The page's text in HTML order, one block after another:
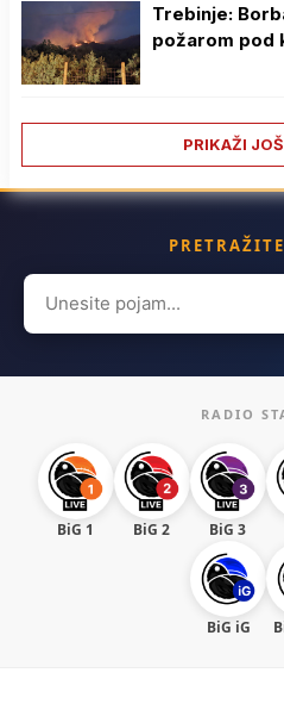
Trebinje:
požarom pod
PRIKAŽI
Search
for:
RADIO
BiG 1 BiG 2 BiG 3
BiG iG